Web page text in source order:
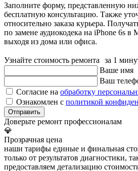
Заполните форму, представленную
бесплатную консультацию. Также
относительно заказа курьера.
по замене аудиокодека на iPhone 6s
выходя из дома или офиса.
Узнайте стоимость ремонта за 1
Ваше имя
Ваш
Согласие на обработку
Ознакомлен с политикой
Отправить
Доверьте ремонт профессионалам
💎
Прозрачная цена
наши тарифы единые и финальная
только от результатов диагностики,
предоставляем детализацию